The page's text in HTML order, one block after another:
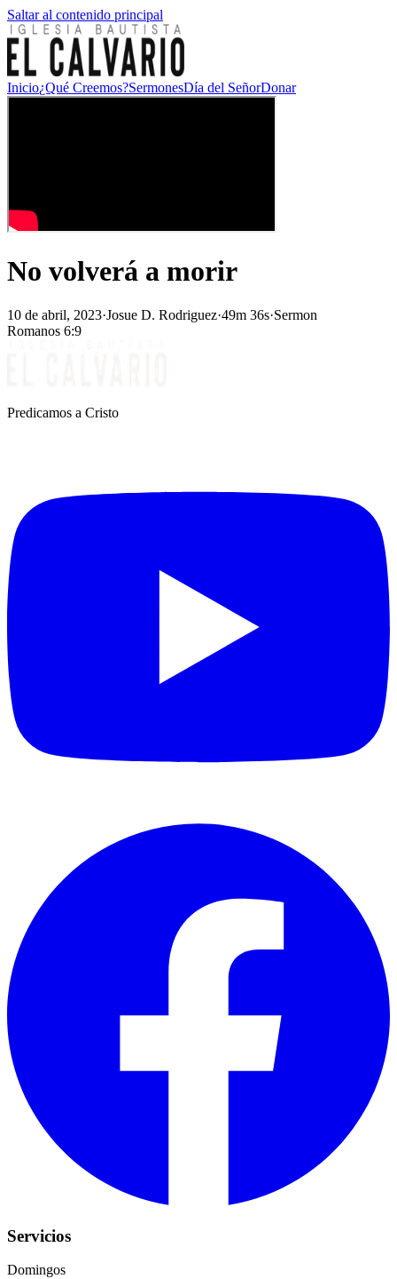
Saltar al contenido principal
Inicio¿Qué Creemos?SermonesDía del SeñorDonar
No volverá a morir
10 de abril, 2023·Josue D. Rodriguez·49m 36s·Sermon
Romanos 6:9
Predicamos a Cristo
Servicios
Domingos